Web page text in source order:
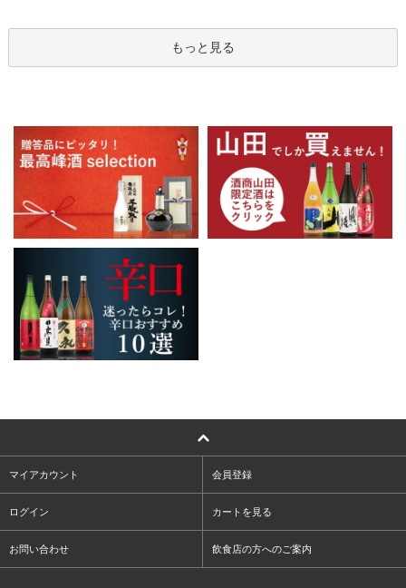
もっと見る
マイアカウント 会員登録
ログイン カートを見る
お問い合わせ 飲食店の方へのご案内